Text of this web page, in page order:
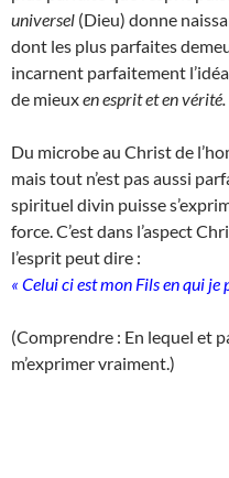
universel (Dieu) donne
dont les plus parfaites
incarnent parfaitement
de mieuxen esprit et en vérité.
Du microbe au Christ de
mais tout n’est pas aussi
spirituel divin puisse
force. C’est dans l’aspect
l’esprit peut dire :
« Celui ci est mon Fils en qui je
(Comprendre : En lequel et
m’exprimer vraiment.)